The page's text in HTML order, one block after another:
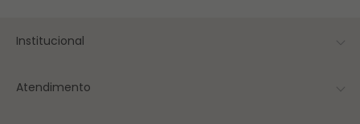
Institucional
Atendimento